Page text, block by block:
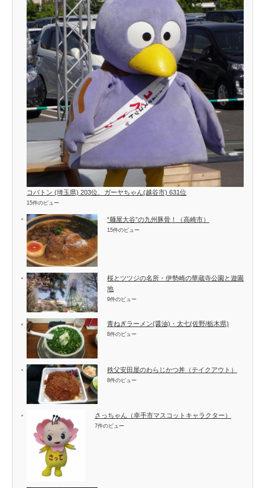
コバトン (埼玉県) 203位、ガーヤちゃん(越谷市) 631位
15件のビュー
“麺屋大谷”の九州豚骨！（高崎市）
15件のビュー
桜とツツジの名所・伊勢崎の華蔵寺公園と遊園
地
9件のビュー
青ねぎラーメン(醤油)・太七(佐野/栃木県)
8件のビュー
秩父安田屋のわらじかつ丼（テイクアウト）
8件のビュー
さっちゃん（幸手市マスコットキャラクター）
7件のビュー